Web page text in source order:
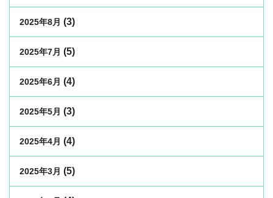
2025年8月 (3)
2025年7月 (5)
2025年6月 (4)
2025年5月 (3)
2025年4月 (4)
2025年3月 (5)